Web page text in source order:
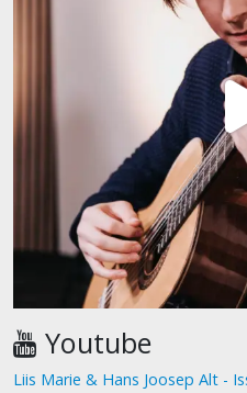
Youtube
Liis Marie & Hans Joosep Alt -